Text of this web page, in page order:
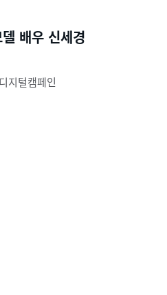
배우 신세경
디지털캠페인